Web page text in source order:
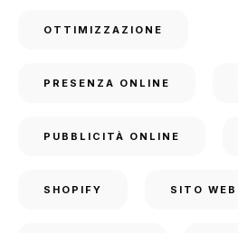
OTTIMIZZAZIONE
PRESENZA ONLINE
PUBBLICITÀ ONLINE
SHOPIFY SITO WEB